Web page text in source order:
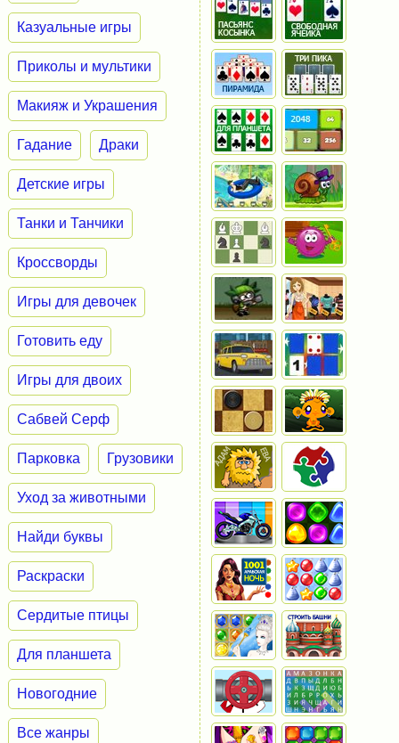
Казуальные игры
Приколы и мультики
Макияж и Украшения
Гадание Драки
Детские игры
Танки и Танчики
Кроссворды
Игры для девочек
Готовить еду
Игры для двоих
Сабвей Серф
Парковка Грузовики
Уход за животными
Найди буквы
Раскраски
Сердитые птицы
Для планшета
Новогодние
Все жанры